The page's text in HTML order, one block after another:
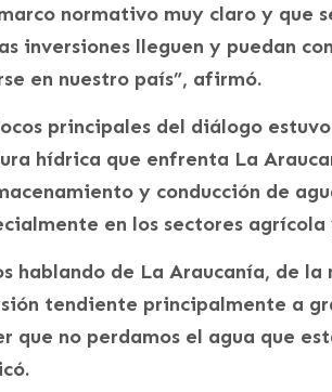
normativo muy claro y que
inversiones lleguen y puedan
en nuestro país”, afirmó.
principales del diálogo
hídrica que enfrenta La
y conducción de
en los sectores agrícola
hablando de La Araucanía, de
tendiente principalmente a
que no perdamos el agua que